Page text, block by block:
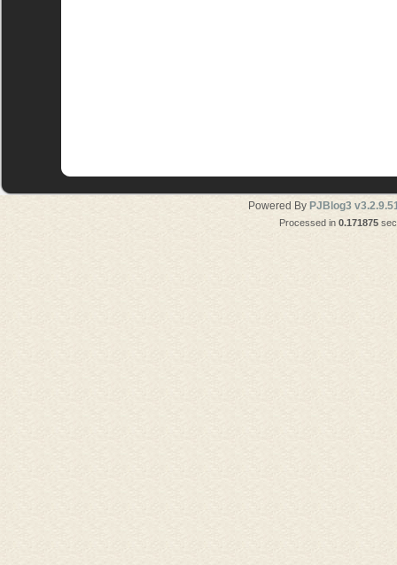
Powered By PJBlog3
Processed in 0.171875